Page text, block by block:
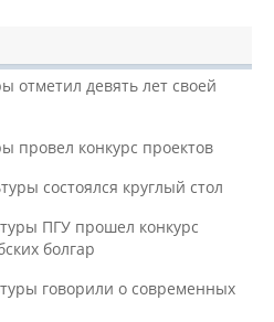
отметил девять лет своей
провел конкурс проектов
состоялся круглый стол
ПГУ прошел конкурс
болгар
говорили о современных